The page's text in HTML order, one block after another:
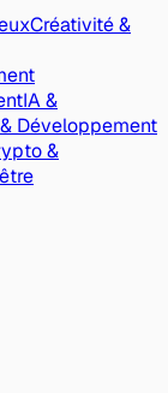
Créativité &
IA &
Développement
&